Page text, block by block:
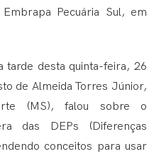
Pecuária Sul, em
tarde desta quinta-feira, 26
de Almeida Torres Júnior,
(MS), falou sobre o
das DEPs (Diferenças
conceitos para usar